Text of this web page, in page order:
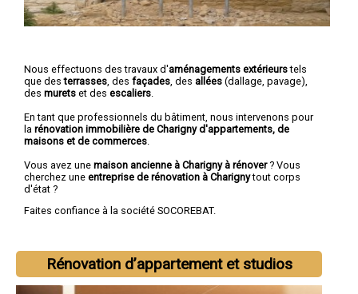
Nous effectuons des travaux d'aménagements extérieurstels
que desterrasses , des façades , des allées (dallage, pavage),
des murets et des escaliers
En tant que professionnels du bâtiment, nous intervenons pour
la rénovation immobilière de Charigny d'appartements, de
maisons et de commerces
Vous avez une maison ancienne à Charigny à rénover? Vous
cherchez une entreprise de rénovation à Charignytout corps
d'état ?
Faites confiance à la société SOCOREBAT.
Rénovation d’appartement et studios